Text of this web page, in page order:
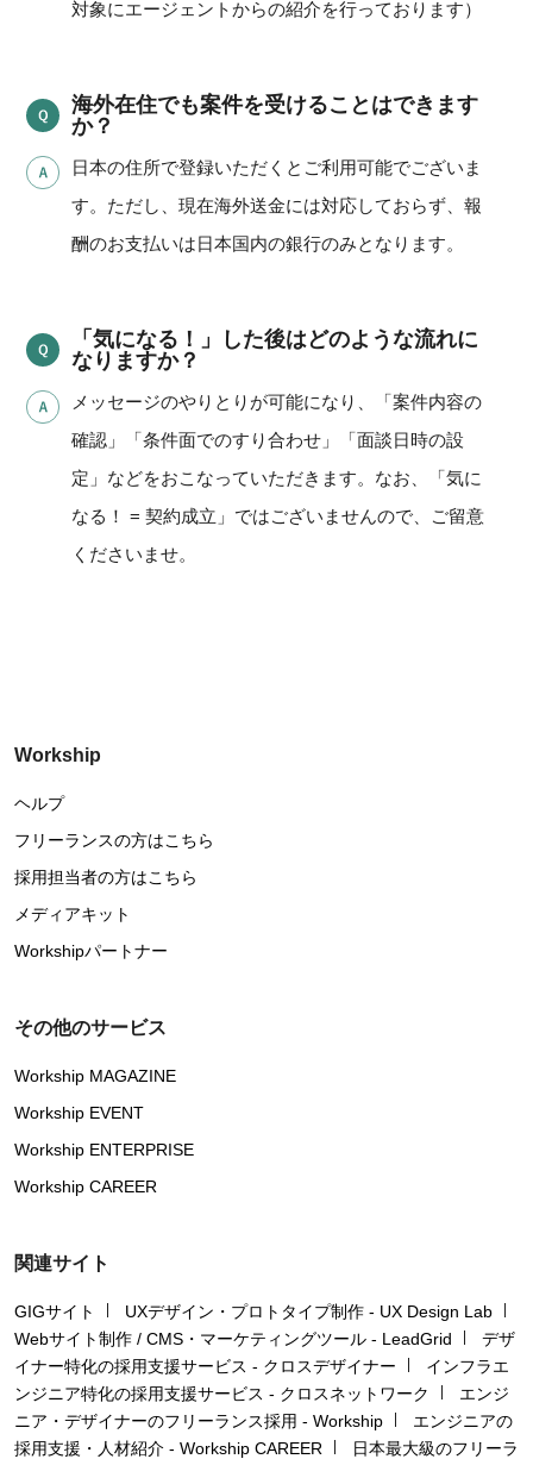
対象にエージェントからの紹介を行っております）
海外在住でも案件を受けることはできます
か？
日本の住所で登録いただくとご利用可能でございま
す。ただし、現在海外送金には対応しておらず、報
酬のお支払いは日本国内の銀行のみとなります。
「気になる！」した後はどのような流れに
なりますか？
メッセージのやりとりが可能になり、「案件内容の
確認」「条件面でのすり合わせ」「面談日時の設
定」などをおこなっていただきます。なお、「気に
なる！ = 契約成立」ではございませんので、ご留意
くださいませ。
Workship
ヘルプ
フリーランスの方はこちら
採用担当者の方はこちら
メディアキット
Workshipパートナー
その他のサービス
Workship MAGAZINE
Workship EVENT
Workship ENTERPRISE
Workship CAREER
関連サイト
GIGサイト
UXデザイン・プロトタイプ制作 - UX Design Lab
Webサイト制作 / CMS・マーケティングツール - LeadGrid
デザ
イナー特化の採用支援サービス - クロスデザイナー
インフラエ
ンジニア特化の採用支援サービス - クロスネットワーク
エンジ
ニア・デザイナーのフリーランス採用 - Workship
エンジニアの
採用支援・人材紹介 - Workship CAREER
日本最大級のフリーラ